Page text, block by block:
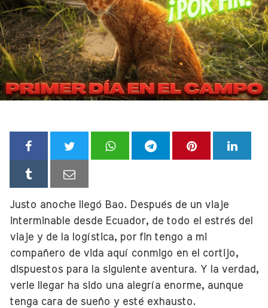
Justo anoche llegó Bao. Después de un viaje
interminable desde Ecuador, de todo el estrés del
viaje y de la logística, por fin tengo a mi
compañero de vida aquí conmigo en el cortijo,
dispuestos para la siguiente aventura. Y la verdad,
verle llegar ha sido una alegría enorme, aunque
tenga cara de sueño y esté exhausto.